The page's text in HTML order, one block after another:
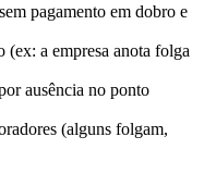
pagamento em dobro e
(ex: a empresa anota folga
ausência no ponto
(alguns folgam,